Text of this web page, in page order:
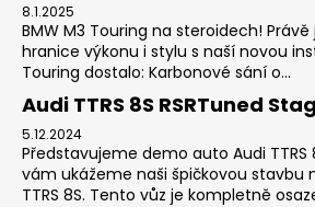
8.1.2025
BMW M3 Touring na steroidech!
hranice výkonu i stylu s naší novou
Touring dostalo: Karbonové sání o...
Audi TTRS 8S RSRTuned
5.12.2024
Představujeme demo auto Audi
vám ukážeme naši špičkovou stavbu
TTRS 8S. Tento vůz je kompletně